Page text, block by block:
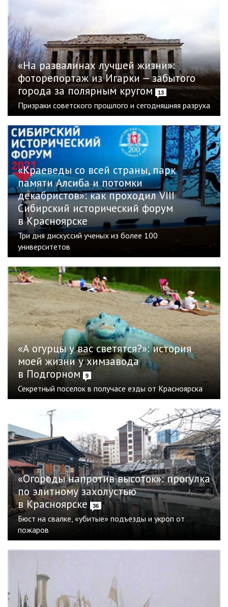
«На развалинах лучшей жизни»:
фоторепортаж из Игарки — забытого
города за полярным кругом
13
Призраки советского прошлого и сегодняшняя разруха
«Краеведы со всей страны, парк
памяти Алсиба и потомки
декабристов»: как проходил VIII
Сибирский исторический форум
в Красноярске
Три дня дискуссий ученых из более 100
университетов
«А огурцы у вас светятся?»: история
моей жизни у химзавода
в Подгорном
9
Секретный поселок в получасе езды от Красноярска
«Огороды напротив высоток»: прогулка
по элитному захолустью
в Красноярске
36
Бюст на свалке, «убитые» подъезды и укроп от
пожаров